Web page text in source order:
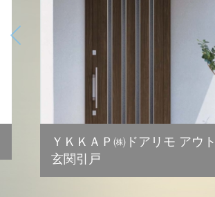
ＹＫＫＡＰ㈱ドアリモ アウ
玄関引戸